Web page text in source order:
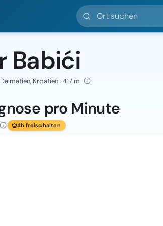
Ort suchen
Babići
Kroatien · 417 m
pro Minute
4h freischalten